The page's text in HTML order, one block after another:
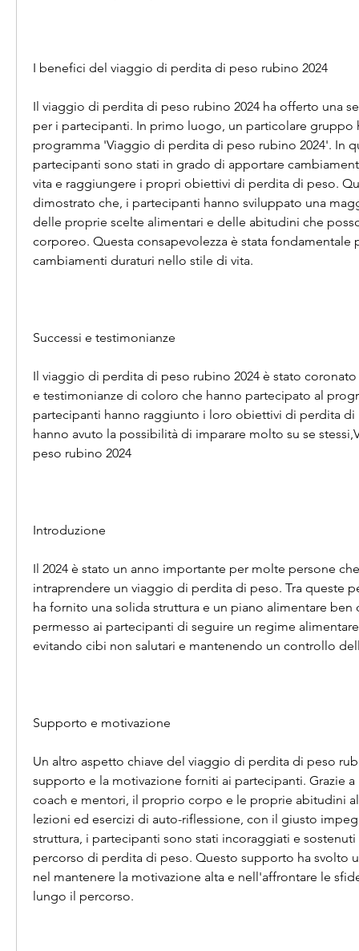
I benefici del viaggio di perdita di peso rubino 2024
Il viaggio di perdita di peso rubino 2024 ha offerto una
per i partecipanti. In primo luogo, un particolare gruppo
programma 'Viaggio di perdita di peso rubino 2024'. In
partecipanti sono stati in grado di apportare
vita e raggiungere i propri obiettivi di perdita di peso.
dimostrato che, i partecipanti hanno sviluppato una
delle proprie scelte alimentari e delle abitudini che
corporeo. Questa consapevolezza è stata fondamentale
cambiamenti duraturi nello stile di vita.
Successi e testimonianze
Il viaggio di perdita di peso rubino 2024 è stato
e testimonianze di coloro che hanno partecipato al
partecipanti hanno raggiunto i loro obiettivi di perdita di
hanno avuto la possibilità di imparare molto su se
peso rubino 2024
Introduzione
Il 2024 è stato un anno importante per molte persone
intraprendere un viaggio di perdita di peso. Tra queste
ha fornito una solida struttura e un piano alimentare
permesso ai partecipanti di seguire un regime
evitando cibi non salutari e mantenendo un controllo
Supporto e motivazione
Un altro aspetto chiave del viaggio di perdita di peso
supporto e la motivazione forniti ai partecipanti. Grazie
coach e mentori, il proprio corpo e le proprie abitudini
lezioni ed esercizi di auto-riflessione, con il giusto
struttura, i partecipanti sono stati incoraggiati e
percorso di perdita di peso. Questo supporto ha svolto
nel mantenere la motivazione alta e nell'affrontare le
lungo il percorso.